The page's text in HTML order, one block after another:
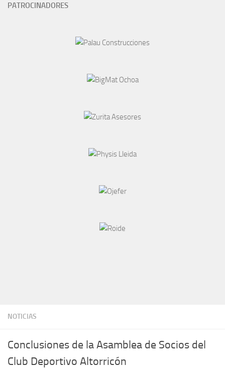
NOTICIAS
Conclusiones de la Asamblea de Socios del
Club Deportivo Altorricón
PATROCINADORES